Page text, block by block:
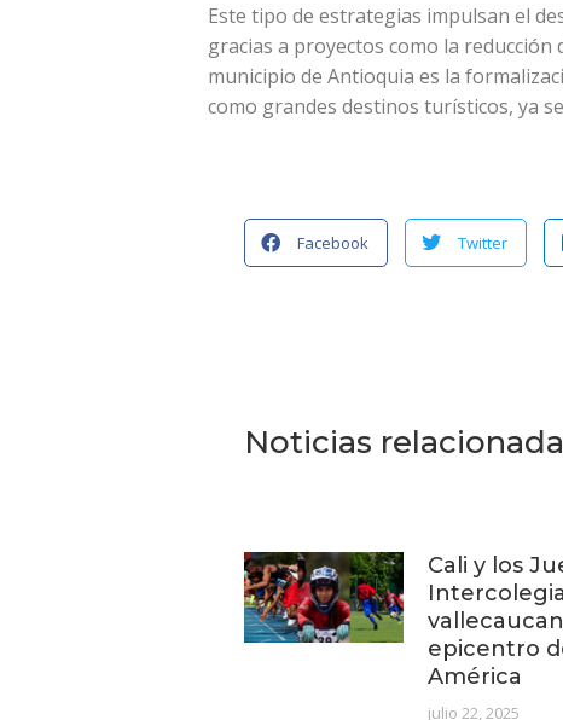
Este tipo de estrategias impulsan el
gracias a proyectos como la
municipio de Antioquia es la
como grandes destinos turísticos, ya
Facebook Twitter
Noticias
Cali y los
epicentro
América
julio 22, 2025